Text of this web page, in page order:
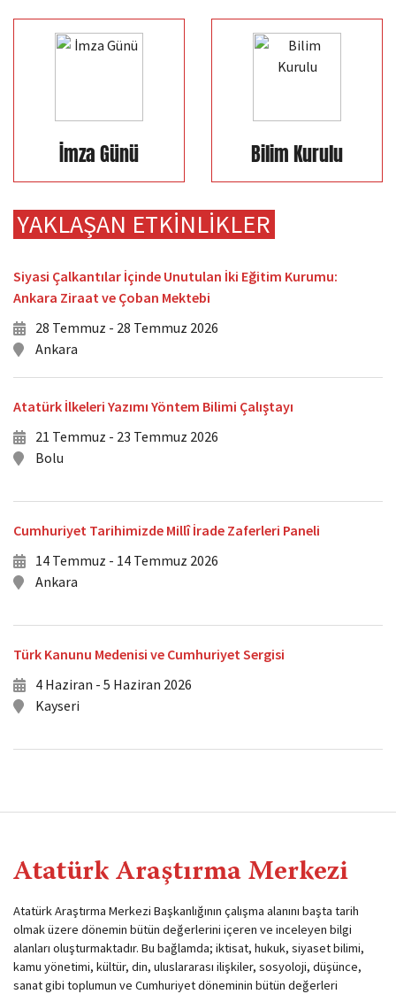
İmza Günü Bilim Kurulu
YAKLAŞAN ETKINLIKLER
Siyasi Çalkantılar İçinde Unutulan İki Eğitim Kurumu:
Ankara Ziraat ve Çoban Mektebi
28 Temmuz - 28 Temmuz 2026
Ankara
Atatürk İlkeleri Yazımı Yöntem Bilimi Çalıştayı
21 Temmuz - 23 Temmuz 2026
Bolu
Cumhuriyet Tarihimizde Millî İrade Zaferleri Paneli
14 Temmuz - 14 Temmuz 2026
Ankara
Türk Kanunu Medenisi ve Cumhuriyet Sergisi
4 Haziran - 5 Haziran 2026
Kayseri
Atatürk Araştırma Merkezi
Atatürk Araştırma Merkezi Başkanlığının çalışma alanını başta tarih
olmak üzere dönemin bütün değerlerini içeren ve inceleyen bilgi
alanları oluşturmaktadır. Bu bağlamda; iktisat, hukuk, siyaset bilimi,
kamu yönetimi, kültür, din, uluslararası ilişkiler, sosyoloji, düşünce,
sanat gibi toplumun ve Cumhuriyet döneminin bütün değerleri